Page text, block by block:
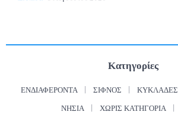
Κατηγορίες
ΕΝΔΙΑΦΈΡΟΝΤΑ ΣΊΦΝΟΣ ΚΥΚΛΆΔΕΣ
ΝΗΣΙΆ ΧΩΡΊΣ ΚΑΤΗΓΟΡΊΑ